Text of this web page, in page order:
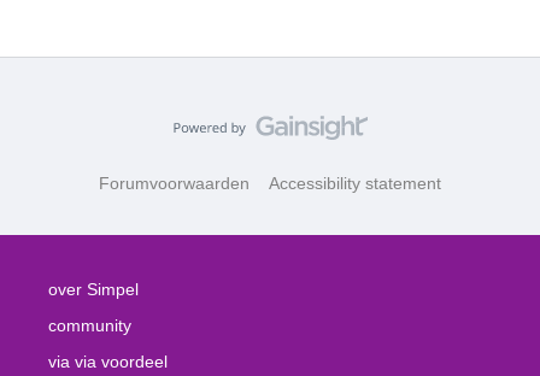
Forumvoorwaarden Accessibility statement
over Simpel
community
via via voordeel